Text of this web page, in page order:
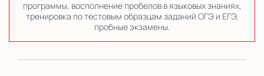
программы, восполнение пробелов в языковых знаниях,
тренировка по тестовым образцам заданий ОГЭ и ЕГЭ,
пробные экзамены.